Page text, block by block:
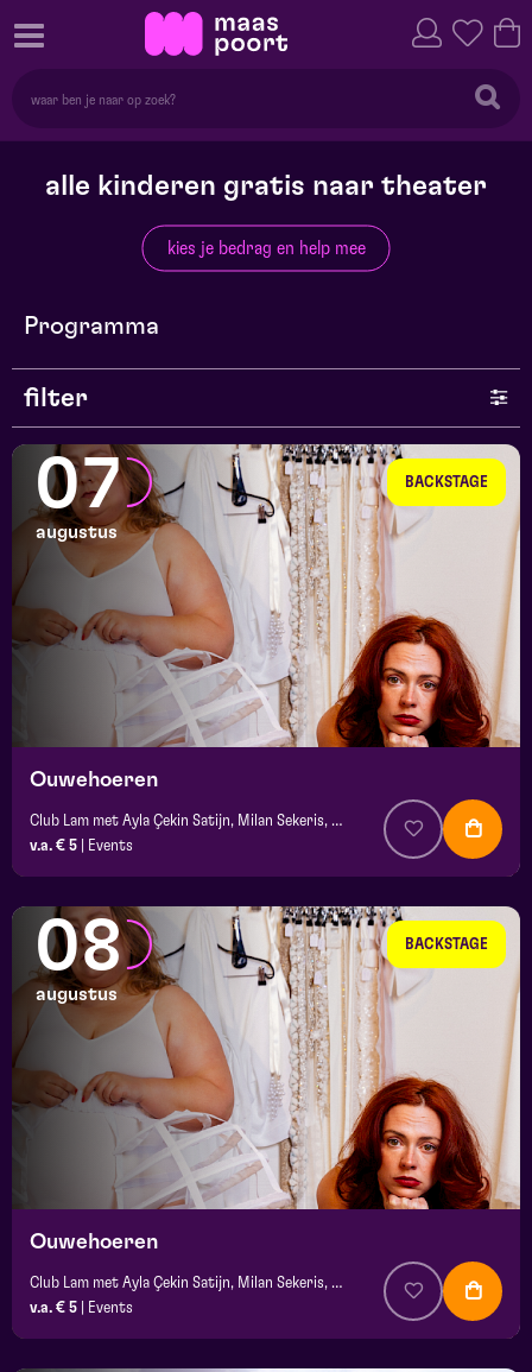
alle kinderen gratis naar theater
kies je bedrag en help mee
Programma
filter
genre
series en selecties
BACKSTAGE
07
augustus
Ouwehoeren
Club Lam met Ayla Çekin Satijn, Milan Sekeris, e.a.
v.a. € 5
Events
BACKSTAGE
08
augustus
Ouwehoeren
Club Lam met Ayla Çekin Satijn, Milan Sekeris, Dic van Duin, Jean-Baptiste Rey e.a.
v.a. € 5
Events